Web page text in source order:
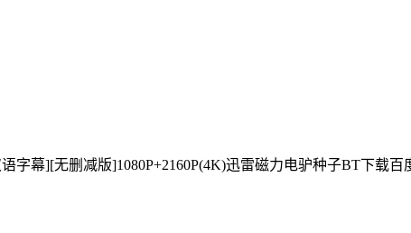
字幕][无删减版]1080P+2160P(4K)迅雷磁力电驴种子BT下载百